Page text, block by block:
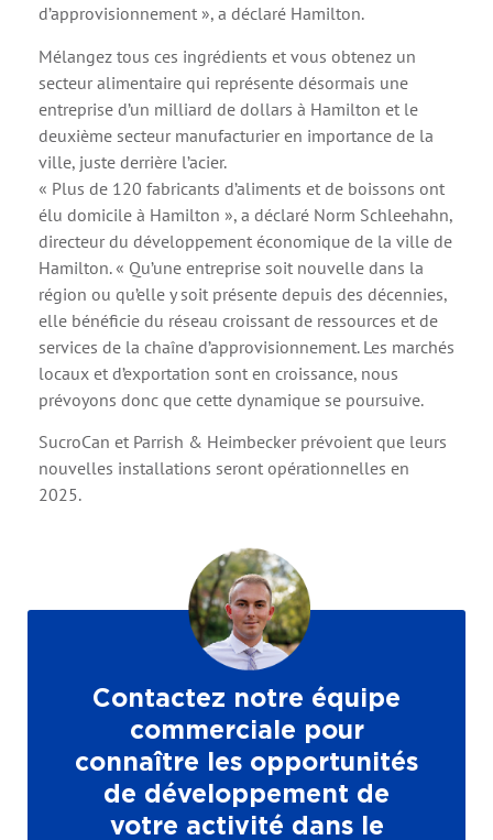
d’approvisionnement », a déclaré Hamilton.
Mélangez tous ces ingrédients et vous obtenez un
secteur alimentaire qui représente désormais une
entreprise d’un milliard de dollars à Hamilton et le
deuxième secteur manufacturier en importance de la
ville, juste derrière l’acier.
« Plus de 120 fabricants d’aliments et de boissons ont
élu domicile à Hamilton », a déclaré Norm Schleehahn,
directeur du développement économique de la ville de
Hamilton. « Qu’une entreprise soit nouvelle dans la
région ou qu’elle y soit présente depuis des décennies,
elle bénéficie du réseau croissant de ressources et de
services de la chaîne d’approvisionnement. Les marchés
locaux et d’exportation sont en croissance, nous
prévoyons donc que cette dynamique se poursuive.
SucroCan et Parrish & Heimbecker prévoient que leurs
nouvelles installations seront opérationnelles en
2025.
Contactez notre équipe
commerciale pour
connaître les opportunités
de développement de
votre activité dans le